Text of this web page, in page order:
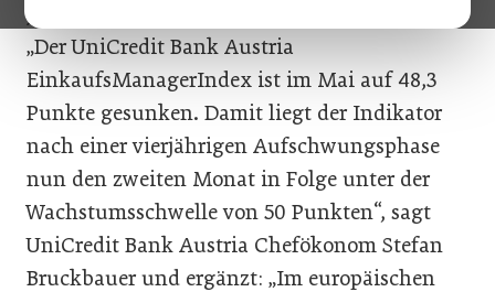
Jahreswechsel 2017/18 schreitet weiter voran.
„Der UniCredit Bank Austria
EinkaufsManagerIndex ist im Mai auf 48,3
Punkte gesunken. Damit liegt der Indikator
nach einer vierjährigen Aufschwungsphase
nun den zweiten Monat in Folge unter der
Wachstumsschwelle von 50 Punkten“, sagt
UniCredit Bank Austria Chefökonom Stefan
Bruckbauer und ergänzt: „Im europäischen